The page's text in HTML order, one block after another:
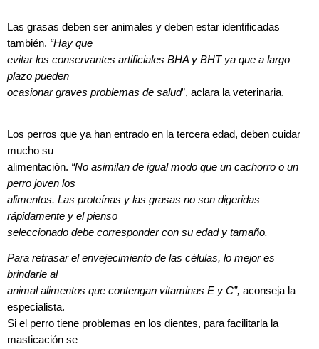
Las grasas deben ser animales y deben estar identificadas
también. “Hay que
evitar los conservantes artificiales BHA y BHT ya que a largo
plazo pueden
ocasionar graves problemas de salud”, aclara la veterinaria.
Los perros que ya han entrado en la tercera edad, deben cuidar
mucho su
alimentación. “No asimilan de igual modo que un cachorro o un
perro joven los
alimentos. Las proteínas y las grasas no son digeridas
rápidamente y el pienso
seleccionado debe corresponder con su edad y tamaño.
Para retrasar el envejecimiento de las células, lo mejor es
brindarle al
animal alimentos que contengan vitaminas E y C”, aconseja la
especialista.
Si el perro tiene problemas en los dientes, para facilitarla la
masticación se